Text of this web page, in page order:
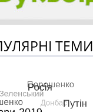
ТЕМИ